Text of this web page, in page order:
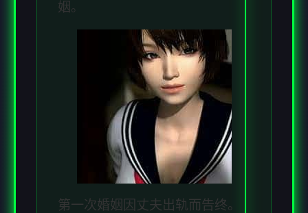
姻。
第一次婚姻因丈夫出轨而告终。